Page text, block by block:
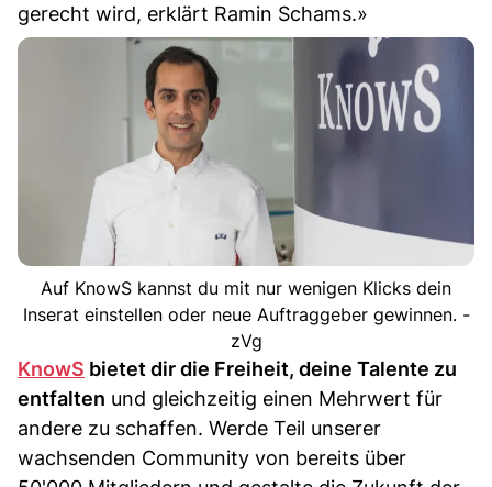
gerecht wird, erklärt Ramin Schams.»
Auf KnowS kannst du mit nur wenigen Klicks dein
Inserat einstellen oder neue Auftraggeber gewinnen. -
zVg
KnowS bietet dir die Freiheit, deine Talente zu
entfalten und gleichzeitig einen Mehrwert für
andere zu schaffen. Werde Teil unserer
wachsenden Community von bereits über